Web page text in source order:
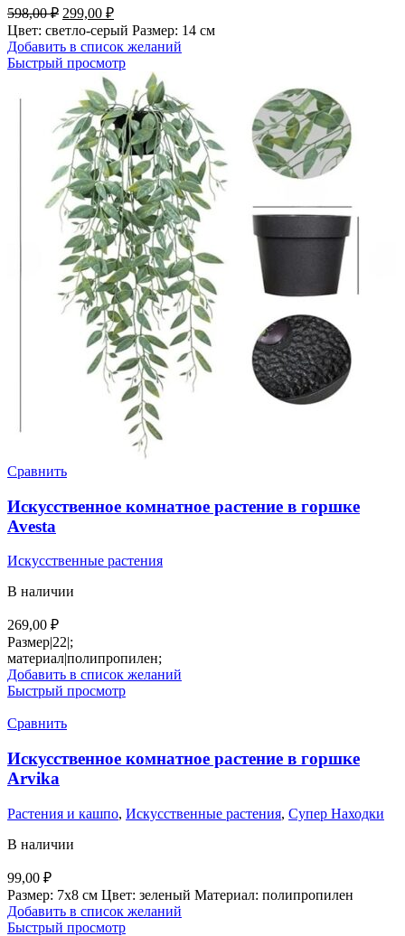
598,00₽ Первоначальная
цена
составляла
598,00 ₽.
299,00 ₽Текущая
цена:
299,00 ₽.
Цвет: светло-серый Размер: 14 см
Добавить в список желаний
Быстрый просмотр
Сравнить
Искусственное комнатное растение в горшке
Avesta
Искусственные растения
В наличии
269,00 ₽
Размер|22|;
материал|полипропилен;
Добавить в список желаний
Быстрый просмотр
Сравнить
Искусственное комнатное растение в горшке
Arvika
Растения и кашпо, Искусственные растения, Супер Находки
В наличии
99,00 ₽
Размер: 7х8 см Цвет: зеленый Материал: полипропилен
Добавить в список желаний
Быстрый просмотр